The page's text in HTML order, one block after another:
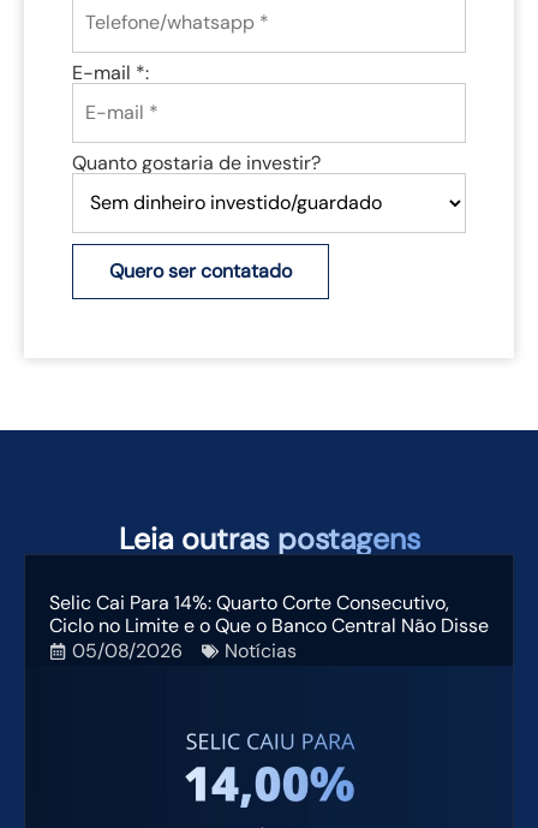
E-mail *:
Quanto gostaria de investir?
Quero ser contatado
Leia outras postagens
Selic Cai Para 14%: Quarto Corte Consecutivo,
Ciclo no Limite e o Que o Banco Central Não Disse
05/08/2026
Notícias